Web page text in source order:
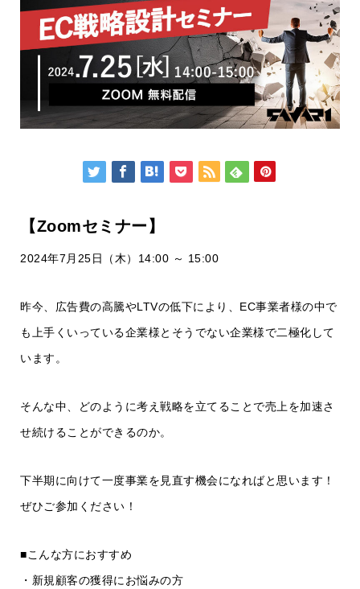
【Zoomセミナー】
2024年7月25日（木）14:00 ～ 15:00
昨今、広告費の高騰やLTVの低下により、EC事業者様の中で
も上手くいっている企業様とそうでない企業様で二極化して
います。
そんな中、どのように考え戦略を立てることで売上を加速さ
せ続けることができるのか。
下半期に向けて一度事業を見直す機会になればと思います！
ぜひご参加ください！
■こんな方におすすめ
・新規顧客の獲得にお悩みの方